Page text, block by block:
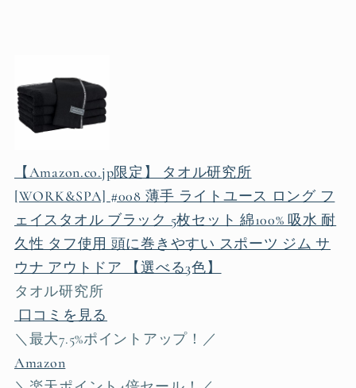
【Amazon.co.jp限定】 タオル研究所
[WORK&SPA] #008 薄手 ライトユース ロング フ
ェイスタオル ブラック 5枚セット 綿100% 吸水 耐
久性 タフ使用 頭に巻きやすい スポーツ ジム サ
ウナ アウトドア 【選べる3色】
タオル研究所
口コミを見る
＼最大7.5%ポイントアップ！／
Amazon